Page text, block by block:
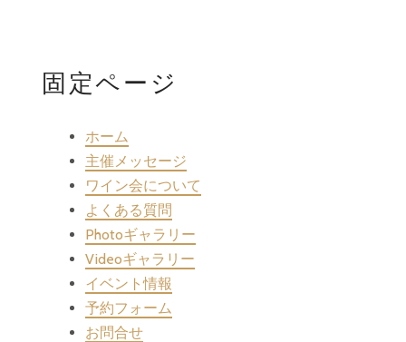
固定ページ
ホーム
主催メッセージ
ワイン会について
よくある質問
Photoギャラリー
Videoギャラリー
イベント情報
予約フォーム
お問合せ